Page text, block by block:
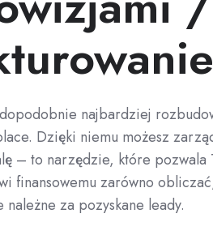
najbardziej
Dzięki niemu możesz
– to narzędzie, które pozwala
finansowemu zarówno
za pozyskane leady.